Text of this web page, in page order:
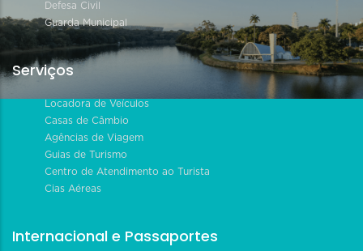
Defesa Civil
Guarda Municipal
Serviços
Locadora de Veículos
Casas de Câmbio
Agências de Viagem
Guias de Turismo
Centro de Atendimento ao Turista
Cias Aéreas
Internacional e Passaportes